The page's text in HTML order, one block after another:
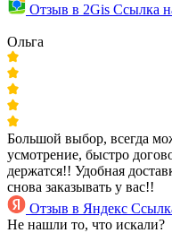
Отзыв в 2Gis Ссылка
Ольга
Большой выбор, всегда
усмотрение, быстро
держатся!! Удобная
снова заказывать у вас!!
Отзыв в Яндекс
Не нашли то, что искали?